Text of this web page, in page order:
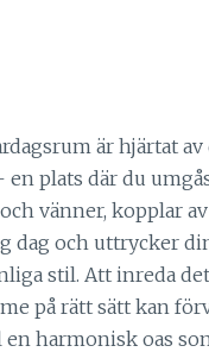
är hjärtat
en plats där du
vänner, kopplar
dag och uttrycker
stil. Att inreda
på rätt sätt kan
harmonisk oas